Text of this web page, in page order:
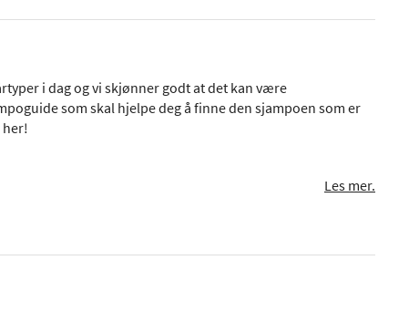
i dag og vi skjønner godt at det kan være
som skal hjelpe deg å finne den sjampoen som er
her!
Les mer.